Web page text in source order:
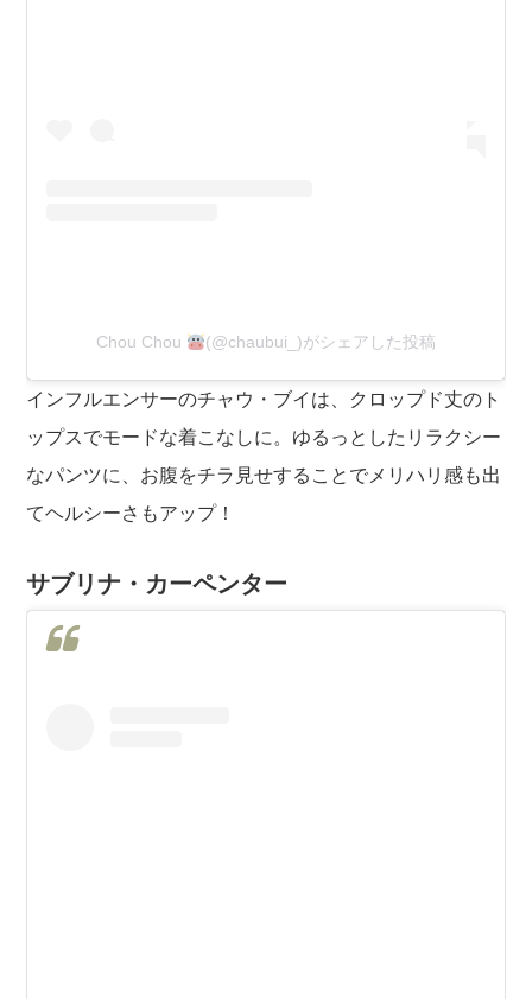
Chou Chou (@chaubui_)がシェアした投稿
インフルエンサーのチャウ・ブイは、クロップド丈のト
ップスでモードな着こなしに。ゆるっとしたリラクシー
なパンツに、お腹をチラ見せすることでメリハリ感も出
てヘルシーさもアップ！
サブリナ・カーペンター